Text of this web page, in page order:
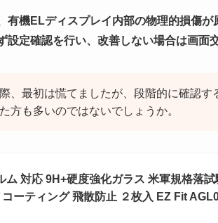
有機ELディスプレイ内部の物理的損傷
定確認を行い、改善しない場合は画面
、最初は慌てましたが、段階的に確認す
方も多いのではないでしょうか。
対応 9H+硬度強化ガラス 米軍規格落試
ーティング 飛散防止 ２枚入 EZ Fit